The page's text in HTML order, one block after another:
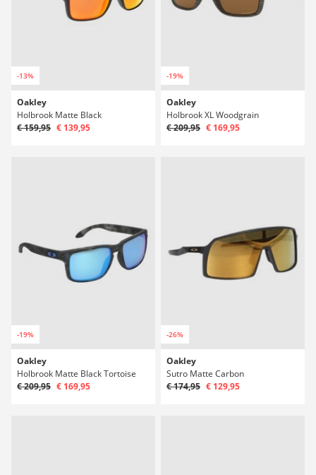
-13%
Oakley
Holbrook Matte Black
€ 159,95 € 139,95
-19%
Oakley
Holbrook XL Woodgrain
€ 209,95 € 169,95
-19%
Oakley
Holbrook Matte Black Tortoise
€ 209,95 € 169,95
-26%
Oakley
Sutro Matte Carbon
€ 174,95 € 129,95